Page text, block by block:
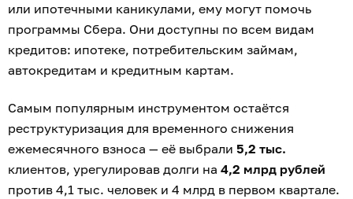
или ипотечными каникулами, ему могут помочь
программы Сбера. Они доступны по всем видам
кредитов: ипотеке, потребительским займам,
автокредитам и кредитным картам.
Самым популярным инструментом остаётся
реструктуризация для временного снижения
ежемесячного взноса — её выбрали 5,2 тыс.
клиентов, урегулировав долги на 4,2 млрд рублей
против 4,1 тыс. человек и 4 млрд в первом квартале.